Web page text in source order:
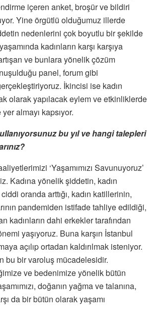
içeren anket, broşür ve bildiri
Yine örgütlü olduğumuz illerde
nedenlerini çok boyutlu bir şekilde
kadınların karşı karşıya
ve bunlara yönelik çözüm
panel, forum gibi
İkincisi ise kadın
olarak yapılacak eylem ve etkinliklerde
almayı kapsıyor.
bu yıl ve hangi talepleri
‘Yaşamımızı Savunuyoruz’
Kadına yönelik şiddetin, kadın
oranda arttığı, kadın katillerinin,
pandemiden istifade tahliye edildiği,
kadınların dahi erkekler tarafından
yaşıyoruz. Buna karşın İstanbul
açılıp ortadan kaldırılmak isteniyor.
bu bir varoluş mücadelesidir.
ve bedenimize yönelik bütün
doğanın yağma ve talanına,
da bir bütün olarak yaşamı